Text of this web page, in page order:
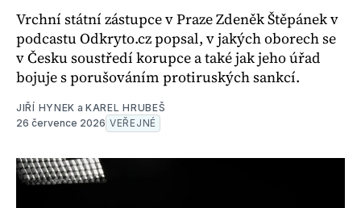
Vrchní státní zástupce v Praze Zdeněk Štěpánek v
podcastu Odkryto.cz popsal, v jakých oborech se
v Česku soustředí korupce a také jak jeho úřad
bojuje s porušováním protiruských sankcí.
JIŘÍ HYNEK a KAREL HRUBEŠ
26 července 2026 VEŘEJNÉ